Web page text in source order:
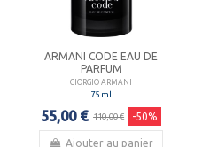
ARMANI CODE EAU DE
PARFUM
GIORGIO ARMANI
75 ml
55,00 € 110,00 € -50%
Ajouter au panier